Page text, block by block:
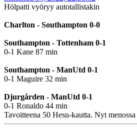
Hölpatti vyöryy autotallistakin
Charlton - Southampton 0-0
Southampton - Tottenham 0-1
0-1 Kane 87 min
Southampton - ManUtd 0-1
0-1 Maguire 32 min
Djurgården - ManUtd 0-1
0-1 Ronaldo 44 min
Tavoitteena 50 Hesu-kautta. Nyt